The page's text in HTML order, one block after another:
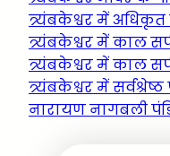
त्र्यंबकेश्वर में अधिकृत
त्र्यंबकेश्वर में काल
त्र्यंबकेश्वर में काल
त्र्यंबकेश्वर में सर्वश्रेष्ठ
नारायण नागबली